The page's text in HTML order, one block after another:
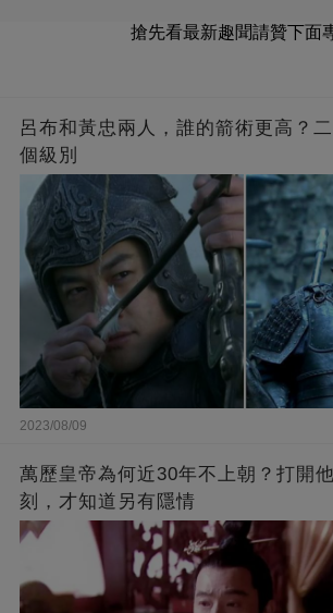
搶先看最新趣聞請贊下面
呂布和黃忠兩人，誰的箭術更高？
個級別
2023/08/09
萬歷皇帝為何近30年不上朝？打開
刻，才知道另有隱情